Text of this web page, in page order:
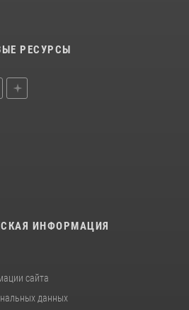
РЕСУРСЫ
ИНФОРМАЦИЯ
сайта
данных